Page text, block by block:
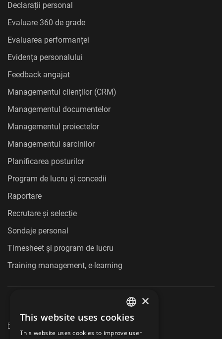
Declarații personal
Evaluare 360 de grade
Evaluarea performanței
Evidența personalului
Feedback angajat
Managementul clienților (CRM)
Managementul documentelor
Managementul proiectelor
Managementul sarcinilor
Planificarea posturilor
Program de lucru și concedii
Raportare
Recrutare și selecție
Sondaje personal
Timesheet și program de lucru
Training management, e-learning
ENGLISH
POLISH
×
This website uses cookies
This website uses cookies to improve user